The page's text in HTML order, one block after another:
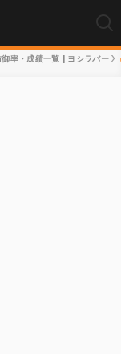
率・成績一覧 | ヨシラバー